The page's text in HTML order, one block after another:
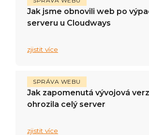
Jak jsme obnovili web po
serveru u Cloudways
zjistit více
SPRÁVA WEBU
Jak zapomenutá vývojová
ohrozila celý server
zjistit více